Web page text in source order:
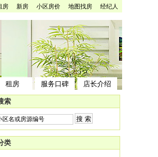
房 新房 小区房价 地图找房 经纪人
租房 服务口碑 店长介绍
索
类